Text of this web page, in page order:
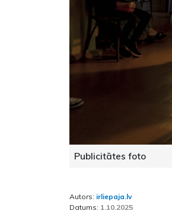
Publicitātes foto
Autors: irliepaja.lv
Datums: 1.10.2025